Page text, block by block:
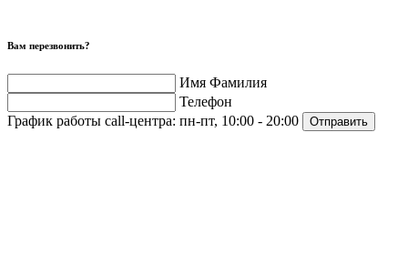
Вам перезвонить?
Имя Фамилия
Телефон
График работы call-центра: пн-пт, 10:00 - 20:00 Отправить